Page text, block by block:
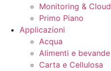
Monitoring & Cloud
Primo Piano
Applicazioni
Acqua
Alimenti e bevande
Carta e Cellulosa